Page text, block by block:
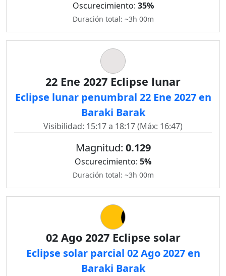
Oscurecimiento: 35%
Duración total: ~3h 00m
22 Ene 2027 Eclipse lunar
Eclipse lunar penumbral 22 Ene 2027 en
Baraki Barak
Visibilidad: 15:17 a 18:17 (Máx: 16:47)
Magnitud: 0.129
Oscurecimiento: 5%
Duración total: ~3h 00m
02 Ago 2027 Eclipse solar
Eclipse solar parcial 02 Ago 2027 en
Baraki Barak